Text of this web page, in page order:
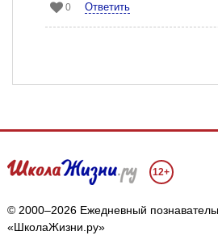
0 Ответить
12+
© 2000–2026 Ежедневный
«ШколаЖизни.ру»